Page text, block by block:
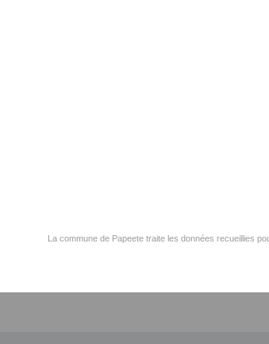
La commune de Papeete traite les données recueillies